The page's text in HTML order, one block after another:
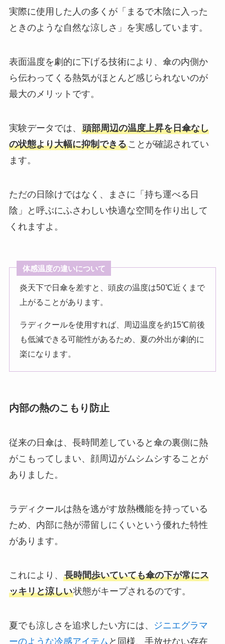
実際に使用した人の多くが「まるで木陰に入った
ときのような自然な涼しさ」を実感しています。
表面温度を劇的に下げる技術により、傘の内側か
ら伝わってくる熱気がほとんど感じられないのが
最大のメリットです。
実験データでは、 頭部周辺の温度上昇を日傘なし
の状態より大幅に抑制できることが確認されてい
ます。
ただの日除けではなく、まさに「持ち運べる日
陰」と呼ぶにふさわしい快適な空間を作り出して
くれますよ。
体感温度の違いについて
炎天下で日傘を差すと、頭皮の温度は50℃近くまで
上がることがあります。
ラディクールを使用すれば、周辺温度を約15℃前後
も低減できる可能性があるため、夏の外出が劇的に
楽になります。
内部の熱のこもり防止
従来の日傘は、長時間差していると傘の裏側に熱
がこもってしまい、顔周辺がムシムシすることが
ありました。
ラディクールは熱を逃がす放熱機能を持っている
ため、内部に熱が滞留しにくいという優れた特性
があります。
これにより、 長時間歩いていても傘の下が常にス
ッキリと涼しい状態がキープされるのです。
夏でも涼しさを追求したい方には、
ジニエグラマ
ーのような冷感アイテム と同様、手放せない存在